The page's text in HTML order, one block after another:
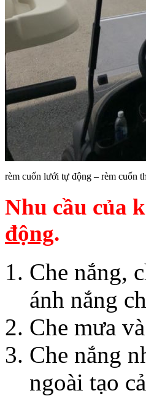
rèm cuốn lưới tự động – rèm cuốn
Nhu cầu của
động.
Che nắng,
ánh nắng
Che mưa
Che nắng
ngoài tạo